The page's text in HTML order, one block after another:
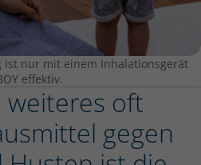
ist nur mit einem Inhalationsgerät
effektiv.
weiteres oft
gegen